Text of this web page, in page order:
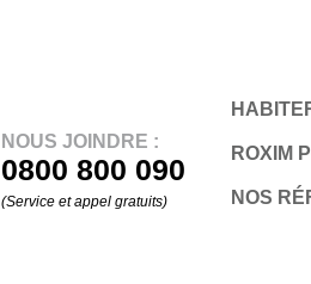
NOUS JOINDRE :
0800 800 090
(Service et appel gratuits)
ROXIM
NOS